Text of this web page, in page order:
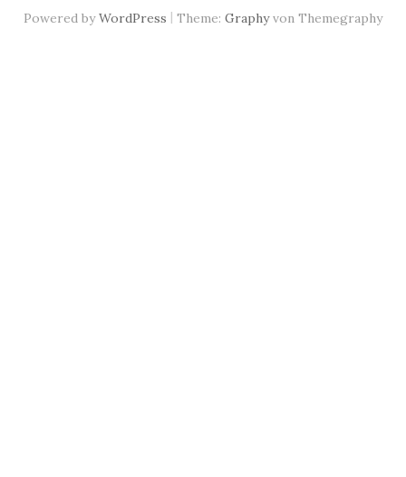
Powered byWordPress | Theme: Graphyvon Themegraphy